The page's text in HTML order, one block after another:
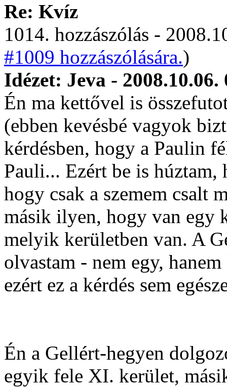
Re: Kvíz
1014. hozzászólás -
#1009 hozzászólására.)
Idézet: Jeva - 2008.10.06.
Én ma kettővel is
(ebben kevésbé vagyok
kérdésben, hogy a Paulin
Pauli... Ezért be is
hogy csak a szemem csalt
másik ilyen, hogy van egy
melyik kerületben van. A
olvastam - nem egy,
ezért ez a kérdés sem
Én a Gellért-hegyen
egyik fele XI. kerület,